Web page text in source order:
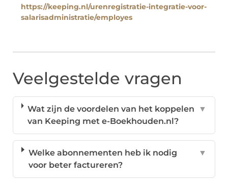
https://keeping.nl/urenregistratie-integratie-voor-
salarisadministratie/employes
Veelgestelde vragen
Wat zijn de voordelen van het koppelen
van Keeping met e-Boekhouden.nl?
▼
Welke abonnementen heb ik nodig
voor beter factureren?
▼